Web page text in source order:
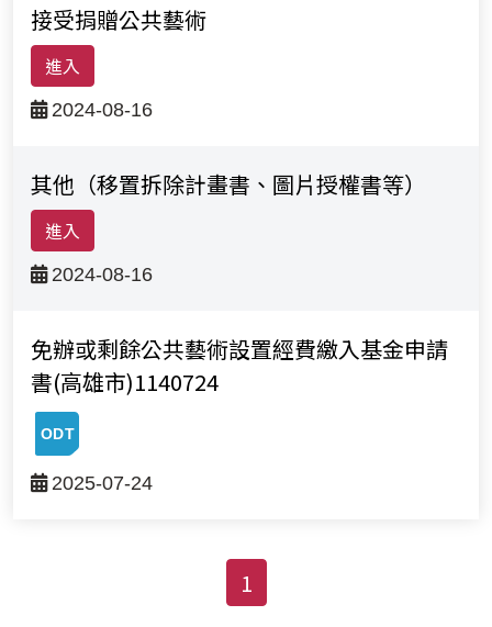
檔案下載-列表
接受捐贈公共藝術
進入
2024-08-16
其他（移置拆除計畫書、圖片授權書等）
進入
2024-08-16
免辦或剩餘公共藝術設置經費繳入基金申請
書(高雄市)1140724
2025-07-24
1